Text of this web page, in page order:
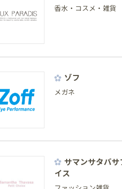
香水・コスメ・雑貨
ゾフ
メガネ
サマンサタバサ
イス